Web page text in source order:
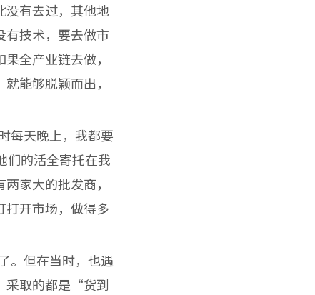
有去过，其他地
有技术，要去做市
全产业链去做，
能够脱颖而出，
每天晚上，我都要
们的活全寄托在我
家大的批发商，
打开市场，做得多
。但在当时，也遇
采取的都是“货到